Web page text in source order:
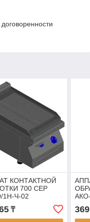
КОНТАКТНОЙ
700 СЕР
1Н-Ч-02
₸